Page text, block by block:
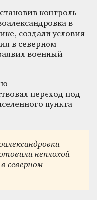
контроль
в
создали условия
в северном
военный
переход под
пункта
неплохой
северном